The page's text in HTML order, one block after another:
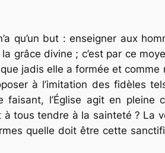
qu’un but : enseigner aux
divine ; c’est par ce
jadis elle a formée et
à l’imitation des fidèles
l’Église agit en pleine
tous tendre à la sainteté ? La
quelle doit être cette